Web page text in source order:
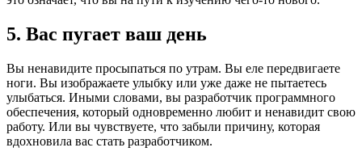
5. Вас пугает ваш день
Вы ненавидите просыпаться по утрам. Вы еле передвигаете
ноги. Вы изображаете улыбку или уже даже не пытаетесь
улыбаться. Иными словами, вы разработчик программного
обеспечения, который одновременно любит и ненавидит свою
работу. Или вы чувствуете, что забыли причину, которая
вдохновила вас стать разработчиком.